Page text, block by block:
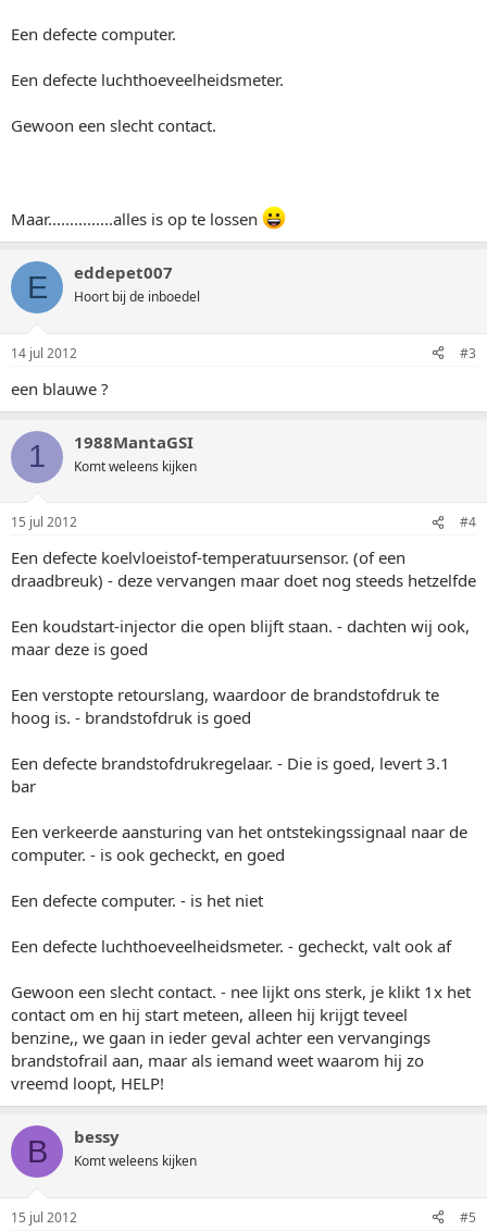
Een defecte computer.
Een defecte luchthoeveelheidsmeter.
Gewoon een slecht contact.
Maar...............alles is op te lossen
E eddepet007
Hoort bij de inboedel
14 jul 2012 #3
een blauwe ?
1 1988MantaGSI
Komt weleens kijken
15 jul 2012 #4
Een defecte koelvloeistof-temperatuursensor. (of een
draadbreuk) - deze vervangen maar doet nog steeds hetzelfde
Een koudstart-injector die open blijft staan. - dachten wij ook,
maar deze is goed
Een verstopte retourslang, waardoor de brandstofdruk te
hoog is. - brandstofdruk is goed
Een defecte brandstofdrukregelaar. - Die is goed, levert 3.1
bar
Een verkeerde aansturing van het ontstekingssignaal naar de
computer. - is ook gecheckt, en goed
Een defecte computer. - is het niet
Een defecte luchthoeveelheidsmeter. - gecheckt, valt ook af
Gewoon een slecht contact. - nee lijkt ons sterk, je klikt 1x het
contact om en hij start meteen, alleen hij krijgt teveel
benzine,, we gaan in ieder geval achter een vervangings
brandstofrail aan, maar als iemand weet waarom hij zo
vreemd loopt, HELP!
B bessy
Komt weleens kijken
15 jul 2012 #5